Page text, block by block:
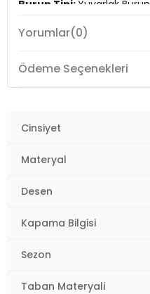
Burun Tipi:Yuvarlak Burun
Topuk Boyu:
Topuk Tipi:Düz
Menşei:
Yorumlar(0)
Ödeme Seçenekleri
Cinsiyet
Materyal
Desen
Kapama Bilgisi
Sezon
Taban Materyali